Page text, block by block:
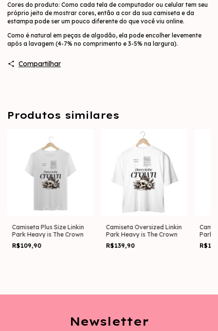
Cores do produto: Como cada tela de computador ou celular tem seu
próprio jeito de mostrar cores, então a cor da sua camiseta e da
estampa pode ser um pouco diferente do que você viu online.
Como é natural em peças de algodão, ela pode encolher levemente
após a lavagem (4-7% no comprimento e 3-5% na largura).
Compartilhar
Produtos similares
Camiseta Plus Size Linkin
Park Heavy is The Crown
R$109,90
Camiseta Oversized Linkin
Park Heavy is The Crown
R$139,90
Park
Newsletter